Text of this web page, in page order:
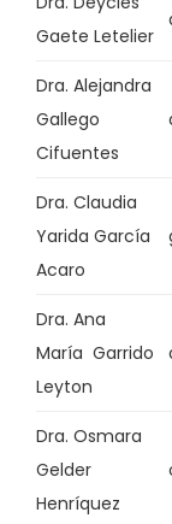
Gaete Letelier
Dra. Alejandra
Gallego
Cifuentes
Dra. Claudia
Yarida García
Acaro
Dra. Ana
María Garrido
Leyton
Dra. Osmara
Gelder
Henríquez